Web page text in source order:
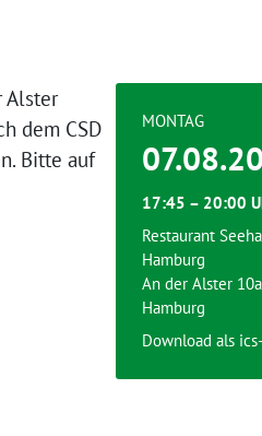
Alster
dem CSD
Bitte auf
MONTAG
17:45 – 20:00
Restaurant
Hamburg
An der Alster 10a
Hamburg
Download als